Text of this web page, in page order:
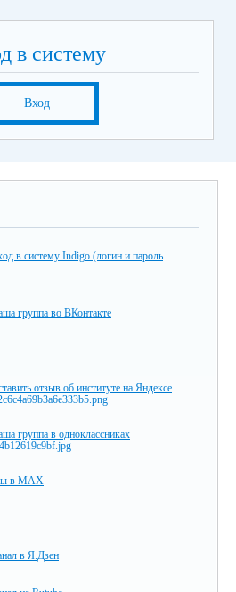
в систему
Вход
в систему Indigo (логин и пароль
группа во ВКонтакте
отзыв об институте на Яндексе
группа в одноклассниках
в MAX
в Я.Дзен